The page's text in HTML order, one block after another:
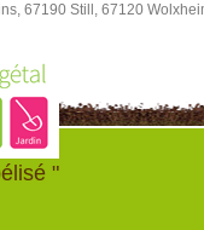
67190 Still, 67120
"